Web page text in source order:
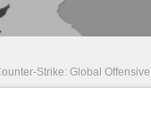
Strike: Global Offensive